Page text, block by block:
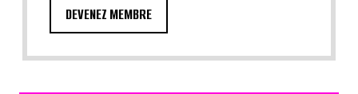
DEVENEZ MEMBRE